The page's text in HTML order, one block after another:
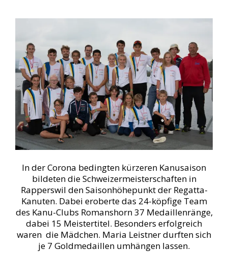
In der Corona bedingten kürzeren Kanusaison
bildeten die Schweizermeisterschaften in
Rapperswil den Saisonhöhepunkt der Regatta-
Kanuten. Dabei eroberte das 24-köpfige Team
des Kanu-Clubs Romanshorn 37 Medaillenränge,
dabei 15 Meistertitel. Besonders erfolgreich
waren die Mädchen. Maria Leistner durften sich
je 7 Goldmedaillen umhängen lassen.